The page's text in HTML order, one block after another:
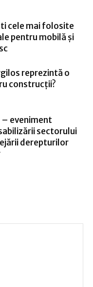
cele mai folosite
pentru mobilă și
reprezintă o
construcții?
– eveniment
sectorului
derepturilor